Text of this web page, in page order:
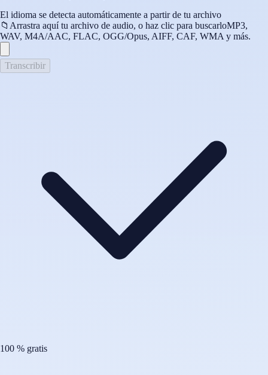
El idioma se detecta automáticamente a partir de tu archivo
📁 Arrastra aquí tu archivo de audio, o haz clic para buscarloMP3,
WAV, M4A/AAC, FLAC, OGG/Opus, AIFF, CAF, WMA y más.
Transcribir
100 % gratis